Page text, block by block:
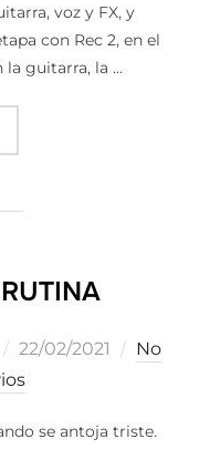
voz y FX, y
con Rec 2, en el
la guitarra, la …
Publicado
el
22/02/2021
No
se antoja triste.